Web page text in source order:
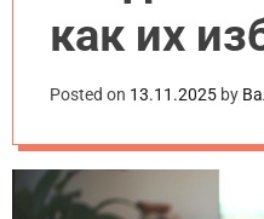
как их
Posted on 13.11.2025 by